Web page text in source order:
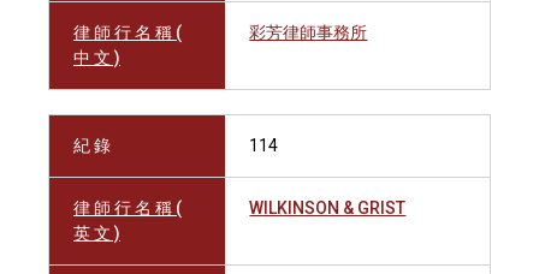
律 師 行 名 稱 (
中 文 )
彩芳律師事務所
紀 錄 114
律 師 行 名 稱 (
英 文 )
WILKINSON & GRIST